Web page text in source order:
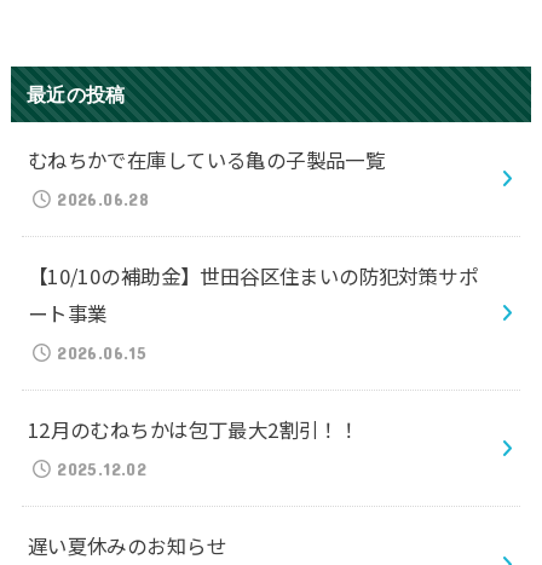
最近の投稿
むねちかで在庫している亀の子製品一覧
2026.06.28
【10/10の補助金】世田谷区住まいの防犯対策サポ
ート事業
2026.06.15
12月のむねちかは包丁最大2割引！！
2025.12.02
遅い夏休みのお知らせ